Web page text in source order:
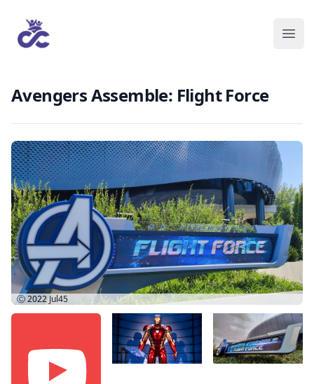
Avengers Assemble: Flight Force
Ⓒ 2022 Jul45